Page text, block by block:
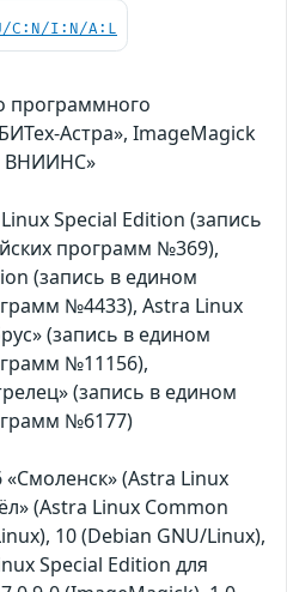
C:N/I:N/A:L
программного
Астра», ImageMagick
ВНИИНС»
Special Edition (запись
программ №369),
(запись в едином
№4433), Astra Linux
(запись в едином
№11156),
(запись в едином
№6177)
(Astra Linux
(Astra Linux Common
10 (Debian GNU/Linux),
Special Edition для